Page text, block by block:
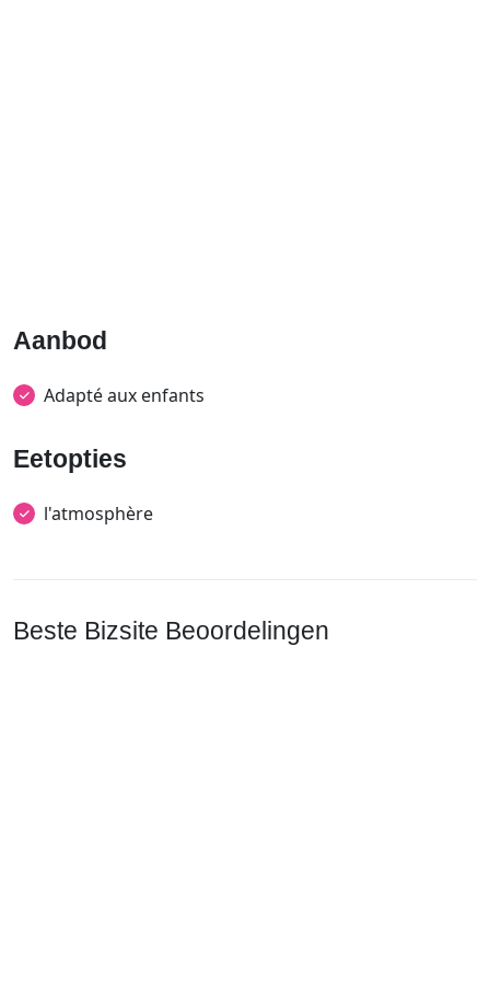
Aanbod
Adapté aux enfants
Eetopties
l'atmosphère
Beste Bizsite Beoordelingen